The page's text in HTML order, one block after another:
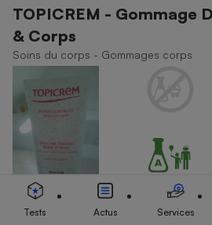
TOPICREM - Gommage
& Corps
Soins du corps - Gommages corps
Tests Actus Services